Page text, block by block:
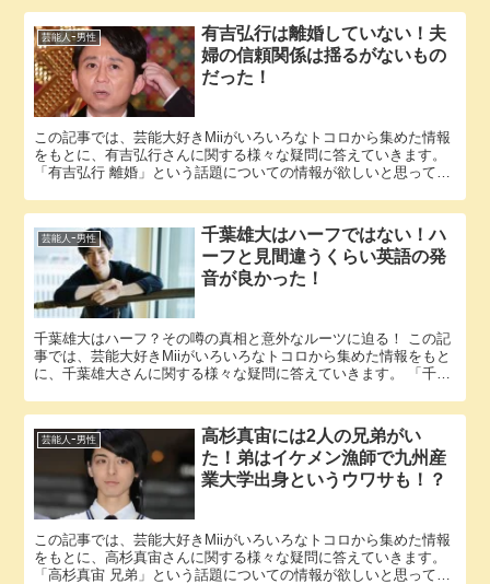
芸能人ｰ男性
有吉弘行は離婚していない！夫
婦の信頼関係は揺るがないもの
だった！
この記事では、芸能大好きMiiがいろいろなトコロから集めた情報
をもとに、有吉弘行さんに関する様々な疑問に答えていきます。
「有吉弘行 離婚」という話題についての情報が欲しいと思ってい
芸能人ｰ男性
千葉雄大はハーフではない！ハ
ーフと見間違うくらい英語の発
音が良かった！
千葉雄大はハーフ？その噂の真相と意外なルーツに迫る！ この記
事では、芸能大好きMiiがいろいろなトコロから集めた情報をもと
に、千葉雄大さんに関する様々な疑問に答えていきます。 「千葉
芸能人ｰ男性
高杉真宙には2人の兄弟がい
た！弟はイケメン漁師で九州産
業大学出身というウワサも！？
この記事では、芸能大好きMiiがいろいろなトコロから集めた情報
をもとに、高杉真宙さんに関する様々な疑問に答えていきます。
「高杉真宙 兄弟」という話題についての情報が欲しいと思ってい